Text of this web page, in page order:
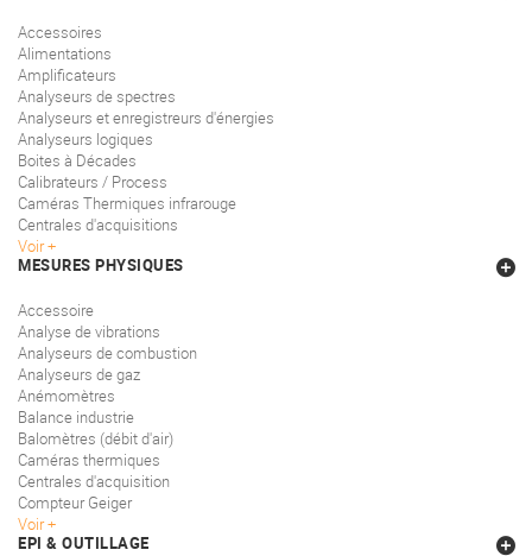
Accessoires
Alimentations
Amplificateurs
Analyseurs de spectres
Analyseurs et enregistreurs d'énergies
Analyseurs logiques
Boites à Décades
Calibrateurs / Process
Caméras Thermiques infrarouge
Centrales d'acquisitions
Voir
MESURES PHYSIQUES
Accessoire
Analyse de vibrations
Analyseurs de combustion
Analyseurs de gaz
Anémomètres
Balance industrie
Balomètres (débit d'air)
Caméras thermiques
Centrales d'acquisition
Compteur Geiger
Voir
EPI & OUTILLAGE